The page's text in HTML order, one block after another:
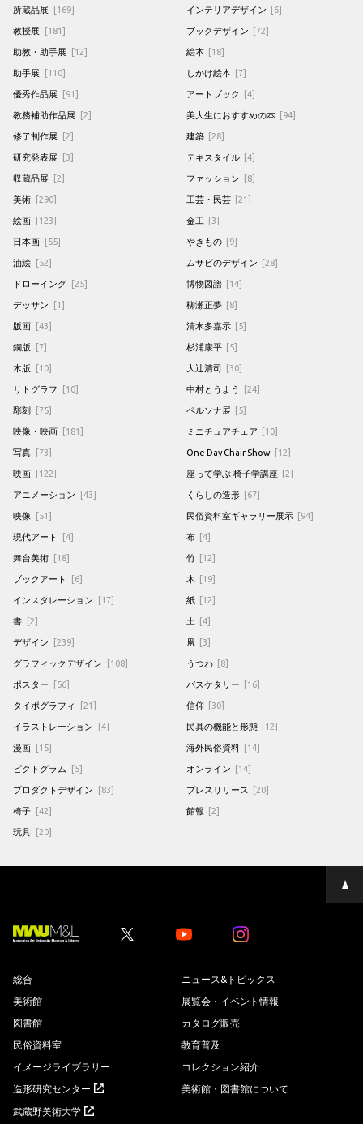
所蔵品展 [169]
教授展 [181]
助教・助手展 [12]
助手展 [110]
優秀作品展 [91]
教務補助作品展 [2]
修了制作展 [2]
研究発表展 [3]
収蔵品展 [2]
美術 [290]
絵画 [123]
日本画 [55]
油絵 [52]
ドローイング [25]
デッサン [1]
版画 [43]
銅版 [7]
木版 [10]
リトグラフ [10]
彫刻 [75]
映像・映画 [181]
写真 [73]
映画 [122]
アニメーション [43]
映像 [51]
現代アート [4]
舞台美術 [18]
ブックアート [6]
インスタレーション [17]
書 [2]
デザイン [239]
グラフィックデザイン [108]
ポスター [56]
タイポグラフィ [21]
イラストレーション [4]
漫画 [15]
ピクトグラム [5]
プロダクトデザイン [83]
椅子 [42]
玩具 [20]
インテリアデザイン [6]
ブックデザイン [72]
絵本 [18]
しかけ絵本 [7]
アートブック [4]
美大生におすすめの本 [94]
建築 [28]
テキスタイル [4]
ファッション [8]
工芸・民芸 [21]
金工 [3]
やきもの [9]
ムサビのデザイン [28]
博物図譜 [14]
柳瀬正夢 [8]
清水多嘉示 [5]
杉浦康平 [5]
大辻清司 [30]
中村とうよう [24]
ペルソナ展 [5]
ミニチュアチェア [10]
One Day Chair Show [12]
座って学ぶ-椅子学講座 [2]
くらしの造形 [67]
民俗資料室ギャラリー展示 [94]
布 [4]
竹 [12]
木 [19]
紙 [12]
土 [4]
凧 [3]
うつわ [8]
バスケタリー [16]
信仰 [30]
民具の機能と形態 [12]
海外民俗資料 [14]
オンライン [14]
プレスリリース [20]
館報 [2]
ペ
ー
Youtube Youtube
総合
美術館
図書館
民俗資料室
イメージライブラリー
造形研究センター
武蔵野美術大学
ニュース&トピックス
展覧会・イベント情報
カタログ販売
教育普及
コレクション紹介
美術館・図書館について